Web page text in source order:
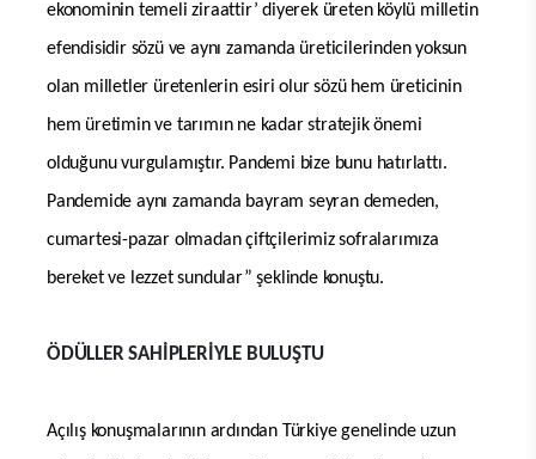
ekonominin temeli ziraattir’ diyerek üreten köylü milletin
efendisidir sözü ve aynı zamanda üreticilerinden yoksun
olan milletler üretenlerin esiri olur sözü hem üreticinin
hem üretimin ve tarımın ne kadar stratejik önemi
olduğunu vurgulamıştır. Pandemi bize bunu hatırlattı.
Pandemide aynı zamanda bayram seyran demeden,
cumartesi-pazar olmadan çiftçilerimiz sofralarımıza
bereket ve lezzet sundular” şeklinde konuştu.
ÖDÜLLER SAHİPLERİYLE BULUŞTU
Açılış konuşmalarının ardından Türkiye genelinde uzun